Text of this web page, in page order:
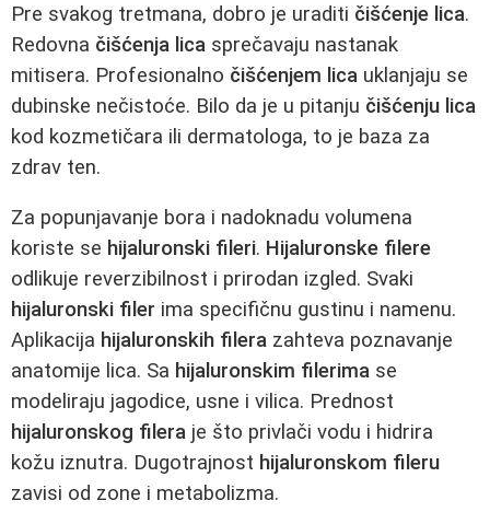
Pre svakog tretmana, dobro je uraditi čišćenje lica.
Redovna čišćenja lica sprečavaju nastanak
mitisera. Profesionalno čišćenjem lica uklanjaju se
dubinske nečistoće. Bilo da je u pitanju čišćenju lica
kod kozmetičara ili dermatologa, to je baza za
zdrav ten.
Za popunjavanje bora i nadoknadu volumena
koriste se hijaluronski fileri. Hijaluronske filere
odlikuje reverzibilnost i prirodan izgled. Svaki
hijaluronski filer ima specifičnu gustinu i namenu.
Aplikacija hijaluronskih filera zahteva poznavanje
anatomije lica. Sa hijaluronskim filerima se
modeliraju jagodice, usne i vilica. Prednost
hijaluronskog filera je što privlači vodu i hidrira
kožu iznutra. Dugotrajnost hijaluronskom fileru
zavisi od zone i metabolizma.